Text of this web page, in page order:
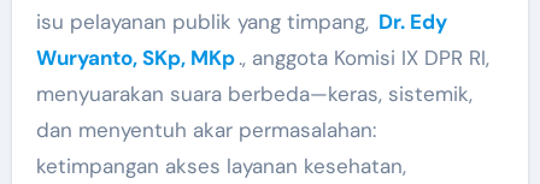
isu pelayanan publik yang timpang, Dr. Edy
Wuryanto, SKp, MKp., anggota Komisi IX DPR RI,
menyuarakan suara berbeda—keras, sistemik,
dan menyentuh akar permasalahan:
ketimpangan akses layanan kesehatan,